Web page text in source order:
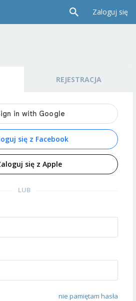
Zaloguj się
REJESTRACJA
się z Facebook
się z Apple
LUB
nie pamiętam hasła